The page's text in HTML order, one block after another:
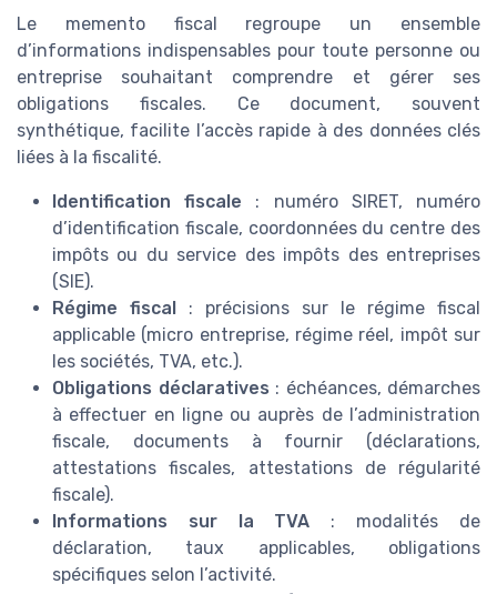
Le memento fiscal regroupe un ensemble
d’informations indispensables pour toute personne ou
entreprise souhaitant comprendre et gérer ses
obligations fiscales. Ce document, souvent
synthétique, facilite l’accès rapide à des données clés
liées à la fiscalité.
Identification fiscale : numéro SIRET, numéro
d’identification fiscale, coordonnées du centre des
impôts ou du service des impôts des entreprises
(SIE).
Régime fiscal
: précisions sur le régime fiscal
applicable (micro entreprise, régime réel, impôt sur
les sociétés, TVA, etc.).
Obligations déclaratives : échéances, démarches
à effectuer en ligne ou auprès de l’administration
fiscale, documents à fournir (déclarations,
attestations fiscales, attestations de régularité
fiscale).
Informations sur la TVA : modalités de
déclaration, taux applicables, obligations
spécifiques selon l’activité.